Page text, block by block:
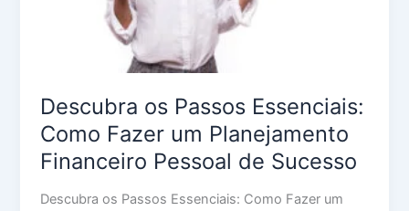
Descubra os Passos Essenciais:
Como Fazer um Planejamento
Financeiro Pessoal de Sucesso
Descubra os Passos Essenciais: Como Fazer um
Financeiro